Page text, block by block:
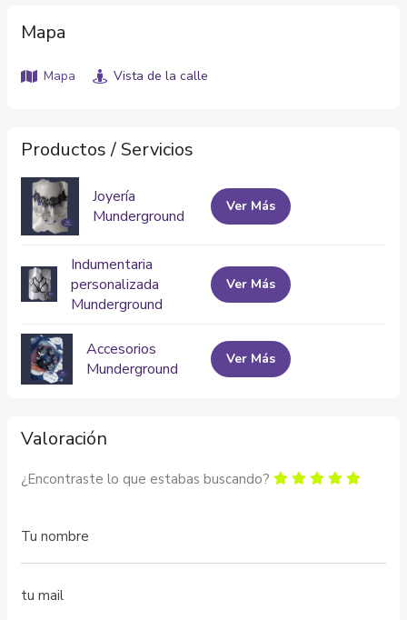
Mapa
Mapa Vista de la calle
Productos / Servicios
Joyería
Munderground
Ver Más
Indumentaria
personalizada
Munderground
Ver Más
Accesorios
Munderground
Ver Más
Valoración
¿Encontraste lo que estabas buscando?